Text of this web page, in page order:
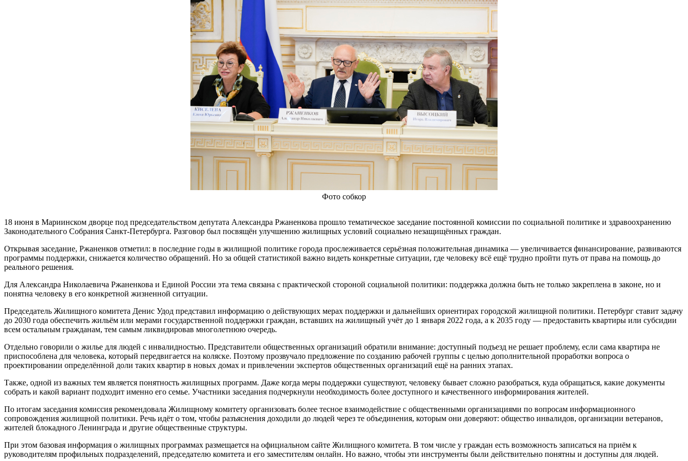
Фото собкор
18 июня в Мариинском дворце под председательством депутата Александра Ржаненкова прошло тематическое заседание постоянной комиссии по социальной политике и здравоохранению
Законодательного Собрания Санкт-Петербурга. Разговор был посвящён улучшению жилищных условий социально незащищённых граждан.
Открывая заседание, Ржаненков отметил: в последние годы в жилищной политике города прослеживается серьёзная положительная динамика — увеличивается финансирование, развиваются
программы поддержки, снижается количество обращений. Но за общей статистикой важно видеть конкретные ситуации, где человеку всё ещё трудно пройти путь от права на помощь до
реального решения.
Для Александра Николаевича Ржаненкова и Единой России эта тема связана с практической стороной социальной политики: поддержка должна быть не только закреплена в законе, но и
понятна человеку в его конкретной жизненной ситуации.
Председатель Жилищного комитета Денис Удод представил информацию о действующих мерах поддержки и дальнейших ориентирах городской жилищной политики. Петербург ставит задачу
до 2030 года обеспечить жильём или мерами государственной поддержки граждан, вставших на жилищный учёт до 1 января 2022 года, а к 2035 году — предоставить квартиры или субсидии
всем остальным гражданам, тем самым ликвидировав многолетнюю очередь.
Отдельно говорили о жилье для людей с инвалидностью. Представители общественных организаций обратили внимание: доступный подъезд не решает проблему, если сама квартира не
приспособлена для человека, который передвигается на коляске. Поэтому прозвучало предложение по созданию рабочей группы с целью дополнительной проработки вопроса о
проектировании определённой доли таких квартир в новых домах и привлечении экспертов общественных организаций ещё на ранних этапах.
Также, одной из важных тем является понятность жилищных программ. Даже когда меры поддержки существуют, человеку бывает сложно разобраться, куда обращаться, какие документы
собрать и какой вариант подходит именно его семье. Участники заседания подчеркнули необходимость более доступного и качественного информирования жителей.
По итогам заседания комиссия рекомендовала Жилищному комитету организовать более тесное взаимодействие с общественными организациями по вопросам информационного
сопровождения жилищной политики. Речь идёт о том, чтобы разъяснения доходили до людей через те объединения, которым они доверяют: общество инвалидов, организации ветеранов,
жителей блокадного Ленинграда и другие общественные структуры.
При этом базовая информация о жилищных программах размещается на официальном сайте Жилищного комитета. В том числе у граждан есть возможность записаться на приём к
руководителям профильных подразделений, председателю комитета и его заместителям онлайн. Но важно, чтобы эти инструменты были действительно понятны и доступны для людей.